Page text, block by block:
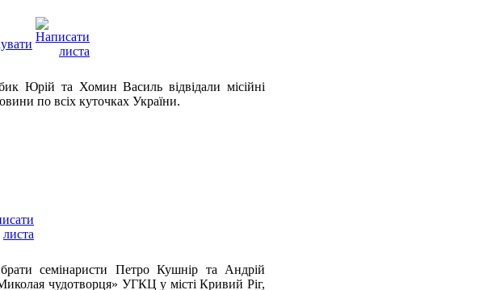
Юрій та Хомин Василь відвідали місійні
по всіх куточках України.
семінаристи Петро Кушнір та Андрій
чудотворця» УГКЦ у місті Кривий Ріг,